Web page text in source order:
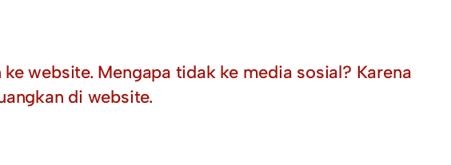
website. Mengapa tidak ke media sosial? Karena
di website.